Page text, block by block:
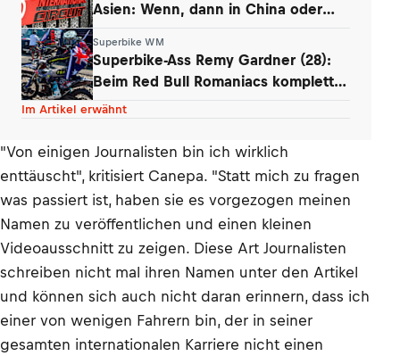
Asien: Wenn, dann in China oder
Superbike WM
Superbike-Ass Remy Gardner (28):
Beim Red Bull Romaniacs komplett
am Limit
Im Artikel erwähnt
"Von einigen Journalisten bin ich wirklich
enttäuscht", kritisiert Canepa. "Statt mich zu fragen
was passiert ist, haben sie es vorgezogen meinen
Namen zu veröffentlichen und einen kleinen
Videoausschnitt zu zeigen. Diese Art Journalisten
schreiben nicht mal ihren Namen unter den Artikel
und können sich auch nicht daran erinnern, dass ich
einer von wenigen Fahrern bin, der in seiner
gesamten internationalen Karriere nicht einen